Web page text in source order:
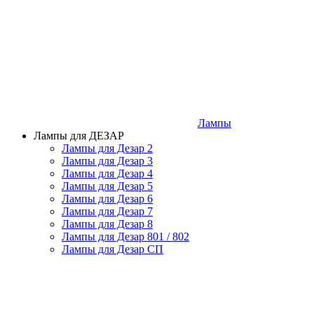
Лампы
Лампы для ДЕЗАР
Лампы для Дезар 2
Лампы для Дезар 3
Лампы для Дезар 4
Лампы для Дезар 5
Лампы для Дезар 6
Лампы для Дезар 7
Лампы для Дезар 8
Лампы для Дезар 801 / 802
Лампы для Дезар СП